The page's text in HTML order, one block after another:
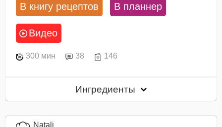
В книгу рецептов В планнер
Видео
300 мин 38 146
Ингредиенты
Natali